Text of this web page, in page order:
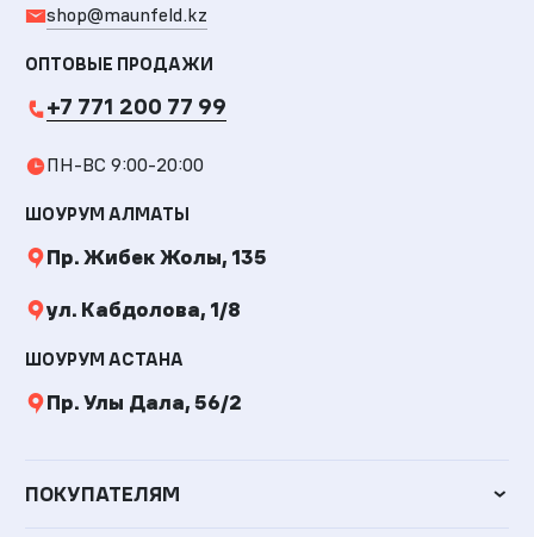
shop@maunfeld.kz
ОПТОВЫЕ ПРОДАЖИ
+7 771 200 77 99
ПН-ВС 9:00-20:00
ШОУРУМ АЛМАТЫ
Пр. Жибек Жолы, 135
ул. Кабдолова, 1/8
ШОУРУМ АСТАНА
Пр. Улы Дала, 56/2
ПОКУПАТЕЛЯМ